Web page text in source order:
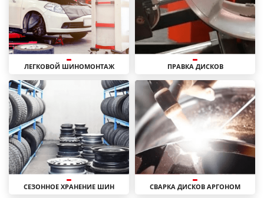
ЛЕГКОВОЙ ШИНОМОНТАЖ ПРАВКА ДИСКОВ
СЕЗОННОЕ ХРАНЕНИЕ ШИН СВАРКА ДИСКОВ АРГОНОМ